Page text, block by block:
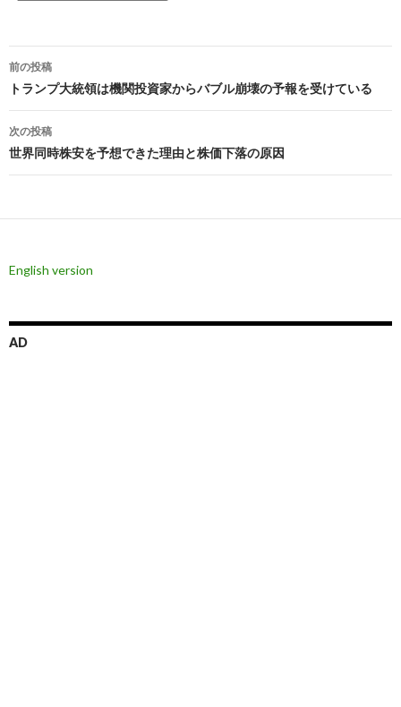
投
稿
ナ
ビ
ゲ
ー
ョ
前の投稿
トランプ大統領は機関投資家からバブル崩壊の予報を受けている
次の投稿
世界同時株安を予想できた理由と株価下落の原因
English version
AD